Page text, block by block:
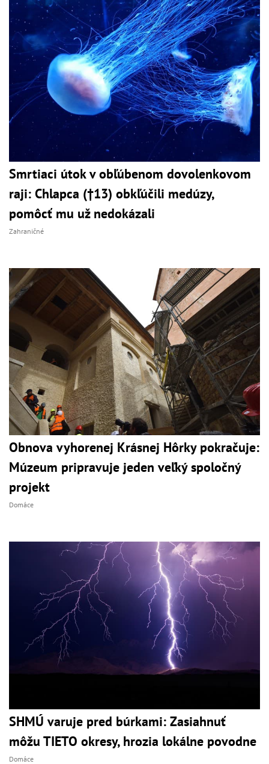
Smrtiaci útok v obľúbenom dovolenkovom
raji: Chlapca (†13) obkľúčili medúzy,
pomôcť mu už nedokázali
Zahraničné
Obnova vyhorenej Krásnej Hôrky pokračuje:
Múzeum pripravuje jeden veľký spoločný
projekt
Domáce
SHMÚ varuje pred búrkami: Zasiahnuť
môžu TIETO okresy, hrozia lokálne povodne
Domáce